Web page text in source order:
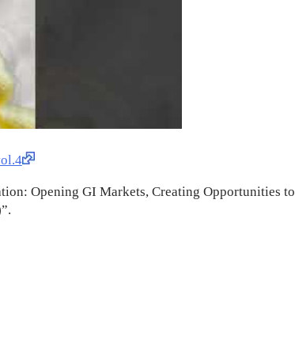
Opening GI Markets, Creating Opportunities to